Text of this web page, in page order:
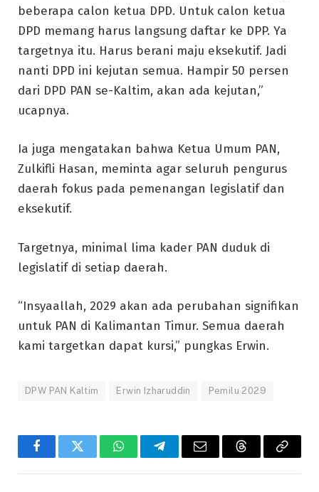
beberapa calon ketua DPD. Untuk calon ketua
DPD memang harus langsung daftar ke DPP. Ya
targetnya itu. Harus berani maju eksekutif. Jadi
nanti DPD ini kejutan semua. Hampir 50 persen
dari DPD PAN se-Kaltim, akan ada kejutan,”
ucapnya.
Ia juga mengatakan bahwa Ketua Umum PAN,
Zulkifli Hasan, meminta agar seluruh pengurus
daerah fokus pada pemenangan legislatif dan
eksekutif.
Targetnya, minimal lima kader PAN duduk di
legislatif di setiap daerah.
“Insyaallah, 2029 akan ada perubahan signifikan
untuk PAN di Kalimantan Timur. Semua daerah
kami targetkan dapat kursi,” pungkas Erwin.
DPW PAN Kaltim Erwin Izharuddin Pemilu 2029
FacebookTwitter WhatsAppTelegramEmail ThreadsCopy